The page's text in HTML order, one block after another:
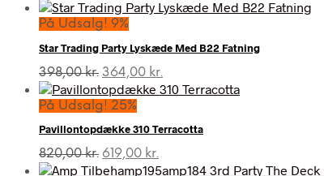
På Udsalg! 9%
Star Trading Party Lyskæde Med B22 Fatning
398,00kr. Den
oprindelige
pris
398,00 kr..
364,00 kr.
aktuelle
364,00 kr..
På Udsalg! 25%
Pavillontopdække 310 Terracotta
820,00kr. Den
oprindelige
619,00 kr.
aktuelle